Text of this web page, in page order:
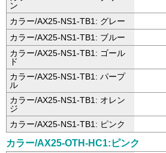
ン
カラー/AX25-NS1-TB1: グレー
カラー/AX25-NS1-TB1: ブルー
カラー/AX25-NS1-TB1: ゴール
ド
カラー/AX25-NS1-TB1: パープ
ル
カラー/AX25-NS1-TB1: オレン
ジ
カラー/AX25-NS1-TB1: ピンク
カラー/AX25-OTH-HC1:ピンク